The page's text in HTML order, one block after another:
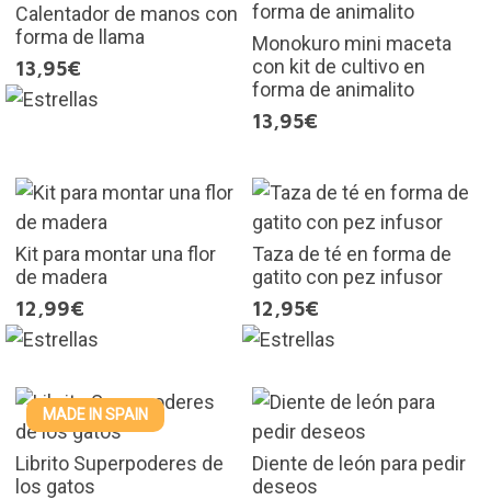
Calentador de manos con
forma de llama
13,95€
Monokuro mini maceta
con kit de cultivo en
forma de animalito
13,95€
Kit para montar una flor
de madera
12,99€
Taza de té en forma de
gatito con pez infusor
12,95€
MADE IN SPAIN
Librito Superpoderes de
los gatos
Diente de león para pedir
deseos